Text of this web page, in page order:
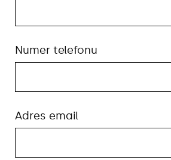
Numer telefonu
Adres email